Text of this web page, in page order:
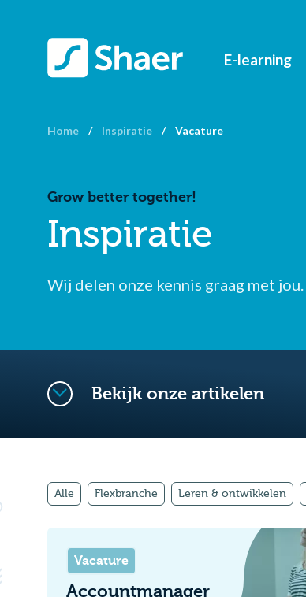
E-learning
Home / Inspiratie / Vacature
Grow better together!
Inspiratie
Wij delen onze kennis graag met jou.
Bekijk onze artikelen
Alle Flexbranche Leren & ontwikkelen
Vacature
Accountmanager